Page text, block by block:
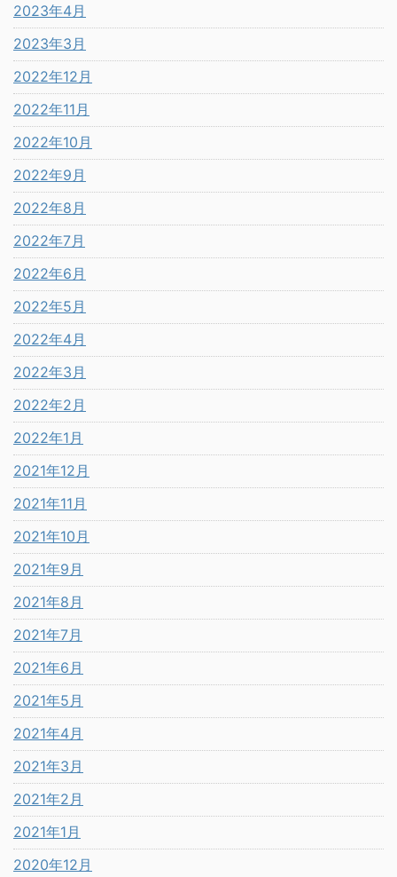
2023年4月
2023年3月
2022年12月
2022年11月
2022年10月
2022年9月
2022年8月
2022年7月
2022年6月
2022年5月
2022年4月
2022年3月
2022年2月
2022年1月
2021年12月
2021年11月
2021年10月
2021年9月
2021年8月
2021年7月
2021年6月
2021年5月
2021年4月
2021年3月
2021年2月
2021年1月
2020年12月